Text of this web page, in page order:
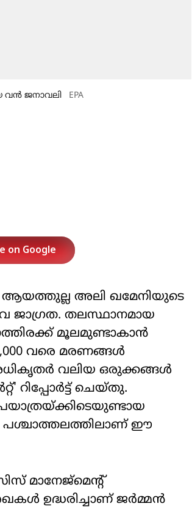
വന്‍ ജനാവലി EPA
on Google
ആയത്തുല്ല അലി ഖമേനിയുടെ
ജാഗ്രത. തലസ്ഥാനമായ
മൂലമുണ്ടാകാന്‍
വരെ മരണങ്ങള്‍
വലിയ ഒരുക്കങ്ങള്‍
റിപ്പോര്‍ട്ട് ചെയ്തു.
പശ്ചാത്തലത്തിലാണ് ഈ
മാനേജ്മെന്റ്
ഉദ്ധരിച്ചാണ് ജര്‍മ്മന്‍